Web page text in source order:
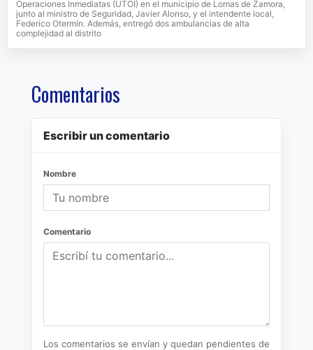
Operaciones Inmediatas (UTOI) en el municipio de Lomas de Zamora,
junto al ministro de Seguridad, Javier Alonso, y el intendente local,
Federico Otermín. Además, entregó dos ambulancias de alta
complejidad al distrito
Comentarios
Escribir un comentario
Nombre
Comentario
Los comentarios se envían y quedan pendientes de